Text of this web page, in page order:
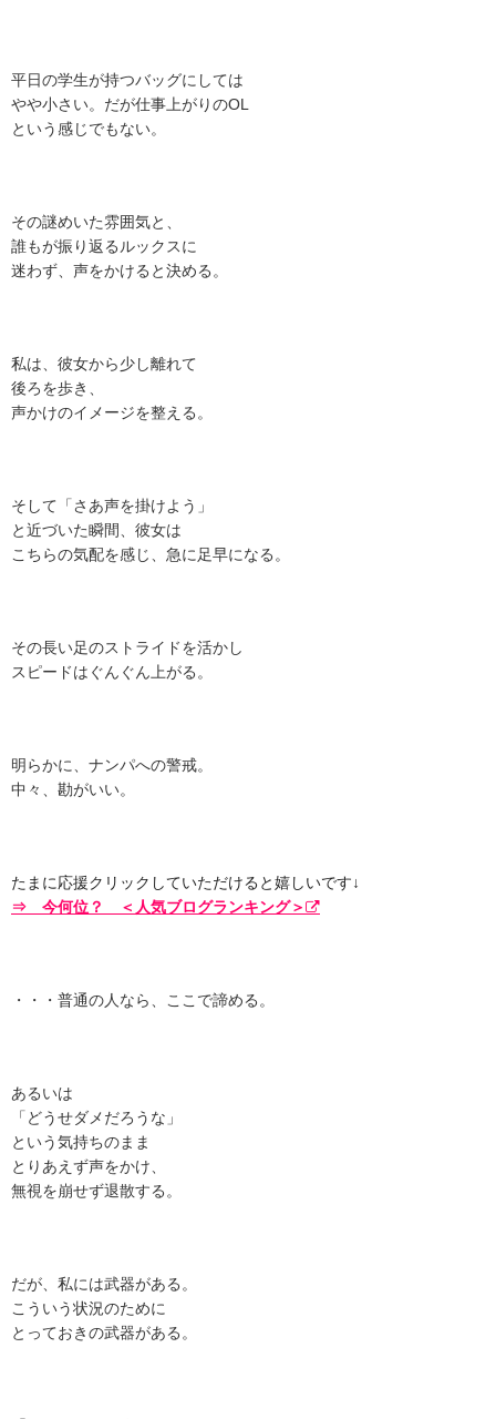
平日の学生が持つバッグにしては
やや小さい。だが仕事上がりのOL
という感じでもない。
その謎めいた雰囲気と、
誰もが振り返るルックスに
迷わず、声をかけると決める。
私は、彼女から少し離れて
後ろを歩き、
声かけのイメージを整える。
そして「さあ声を掛けよう」
と近づいた瞬間、彼女は
こちらの気配を感じ、急に足早になる。
その長い足のストライドを活かし
スピードはぐんぐん上がる。
明らかに、ナンパへの警戒。
中々、勘がいい。
たまに応援クリックしていただけると嬉しいです↓
⇒ 今何位？ ＜人気ブログランキング＞
・・・普通の人なら、ここで諦める。
あるいは
「どうせダメだろうな」
という気持ちのまま
とりあえず声をかけ、
無視を崩せず退散する。
だが、私には武器がある。
こういう状況のために
とっておきの武器がある。